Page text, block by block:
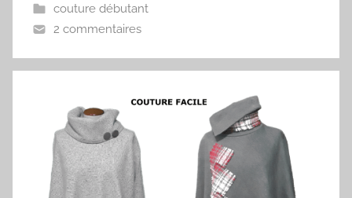
couture débutant
2 commentaires